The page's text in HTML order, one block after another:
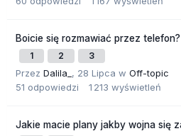
Boicie się rozmawiać przez telefon?
1 2 3
Przez Dalila_ , 28 Lipca w Off-topic
51 odpowiedzi 1 213 wyświetleń
Jakie macie plany jakby wojna się